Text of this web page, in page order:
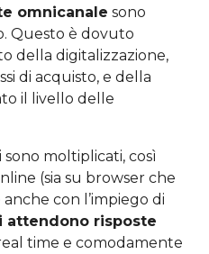
omnicanale sono
Questo è dovuto
della digitalizzazione,
di acquisto, e della
il livello delle
sono moltiplicati, così
(sia su browser che
con l’impiego di
attendono risposte
time e comodamente